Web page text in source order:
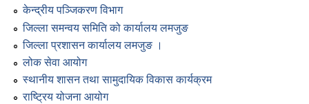
केन्द्रीय पञ्जिकरण विभाग
जिल्ला समन्वय समिति को कार्यालय लमजुङ
जिल्ला प्रशासन कार्यालय लमजुङ ।
लोक सेवा आयोग
स्थानीय शासन तथा सामुदायिक विकास कार्यक्रम
राष्ट्रिय योजना आयोग